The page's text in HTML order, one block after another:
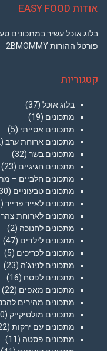
אודות EASY FOOD
בלוג אוכל עשיר במתכונים
פורטל ההורות 2BMOMMY
קטגוריות
בלוג אוכל (37)
מתכונים (19)
מתכונים אסייתי (5)
מתכונים ארוחת ערב (32)
מתכונים בשר (32)
מתכונים חגיגיים (23)
מתכונים חלביים –
מתכונים טבעוניים (30)
מתכונים לאייר פרייר AIR FRYER
מתכונים לארוחת
מתכונים לחנוכה (2)
מתכונים לילדים (47)
מתכונים לכריכים (5)
מתכונים לנינג'ה (23)
מתכונים לפסח (16)
מתכונים מאפים (22)
מתכונים מהירים
מתכונים מולטיקייק (10)
מתכונים עם ירקות (22)
מתכונים פסטה (11)